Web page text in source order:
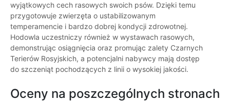
wyjątkowych cech rasowych swoich psów. Dzięki temu
przygotowuje zwierzęta o ustabilizowanym
temperamencie i bardzo dobrej kondycji zdrowotnej.
Hodowla uczestniczy również w wystawach rasowych,
demonstrując osiągnięcia oraz promując zalety Czarnych
Terierów Rosyjskich, a potencjalni nabywcy mają dostęp
do szczeniąt pochodzących z linii o wysokiej jakości.
Oceny na poszczególnych stronach